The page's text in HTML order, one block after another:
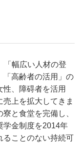
「幅広い人材の登
「高齢者の活用」の
、障碍者を活用
上を拡大してきま
と食堂を完備し、
学金制度を2014年
ることのない持続可